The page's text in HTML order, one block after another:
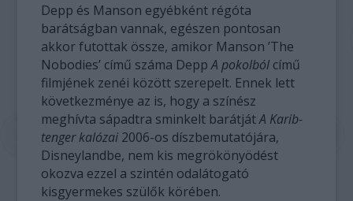
Depp és Manson egyébként régóta
barátságban vannak, egészen pontosan
akkor futottak össze, amikor Manson ’The
Nobodies’ című száma DeppA pokolból című
filmjének zenéi között szerepelt. Ennek lett
következménye az is, hogy a színész
meghívta sápadtra sminkelt barátjátA Karib-
tenger kalózai 2006-os díszbemutatójára,
Disneylandbe, nem kis megrökönyödést
okozva ezzel a szintén odalátogató
kisgyermekes szülők körében.